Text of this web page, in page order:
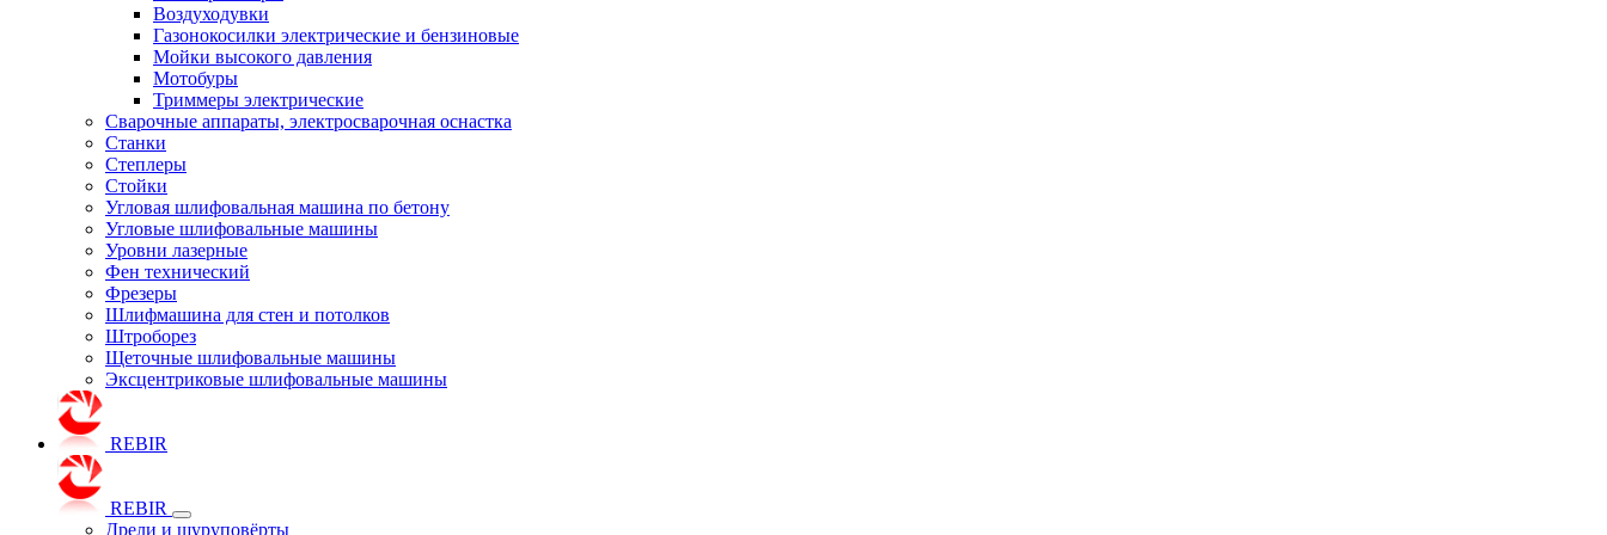
Воздуходувки
Газонокосилки электрические и бензиновые
Мойки высокого давления
Мотобуры
Триммеры электрические
Сварочные аппараты, электросварочная оснастка
Станки
Степлеры
Стойки
Угловая шлифовальная машина по бетону
Угловые шлифовальные машины
Уровни лазерные
Фен технический
Фрезеры
Шлифмашина для стен и потолков
Штроборез
Щеточные шлифовальные машины
Эксцентриковые шлифовальные машины
REBIR
REBIR
Дрели и шуруповёрты